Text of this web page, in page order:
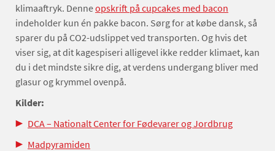
klimaaftryk. Denneopskrift på cupcakes med bacon
indeholder kun én pakke bacon. Sørg for at købe dansk, så
sparer du på CO2-udslippet ved transporten. Og hvis det
viser sig, at dit kagespiseri alligevel ikke redder klimaet, kan
du i det mindste sikre dig, at verdens undergang bliver med
glasur og krymmel ovenpå.
Kilder:
DCA – Nationalt Center for Fødevarer og Jordbrug
Madpyramiden